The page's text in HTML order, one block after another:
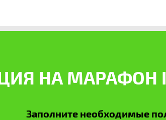
НА МАРАФОН I
Заполните необходимые